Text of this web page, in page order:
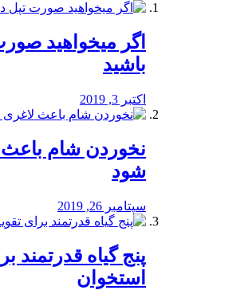
اگر میخواهید
باشید
اکتبر 3, 2019
نخوردن شام
‌شود
سپتامبر 26, 2019
پنج گیاه قدرتمند
استخوان